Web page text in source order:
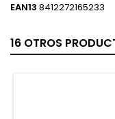
EAN13 8412272165233
16 OTROS